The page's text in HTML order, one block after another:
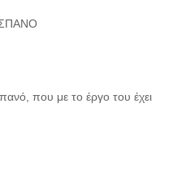
που με το έργο του έχει